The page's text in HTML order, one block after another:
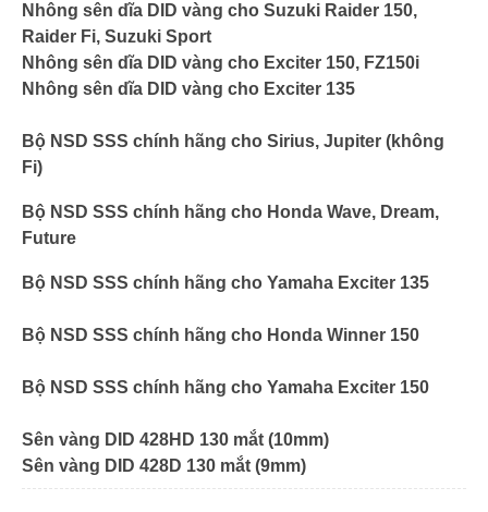
Nhông sên dĩa DID vàng cho Suzuki Raider 150,
Raider Fi, Suzuki Sport
Nhông sên dĩa DID vàng cho Exciter 150, FZ150i
Nhông sên dĩa DID vàng cho Exciter 135
Bộ NSD SSS chính hãng cho Sirius, Jupiter (không
Fi)
Bộ NSD SSS chính hãng cho Honda Wave, Dream,
Future
Bộ NSD SSS chính hãng cho Yamaha Exciter 135
Bộ NSD SSS chính hãng cho Honda Winner 150
Bộ NSD SSS chính hãng cho Yamaha Exciter 150
Sên vàng DID 428HD 130 mắt (10mm)
Sên vàng DID 428D 130 mắt (9mm)